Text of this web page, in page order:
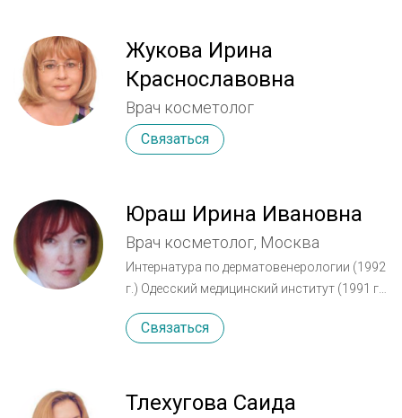
Жукова Ирина
Краснославовна
Врач косметолог
Связаться
Юраш Ирина Ивановна
Врач косметолог, Москва
Интернатура по дерматовенерологии (1992
г.) Одесский медицинский институт (1991 г.)
Медицинский опыт – 20 лет.
Связаться
Тлехугова Саида